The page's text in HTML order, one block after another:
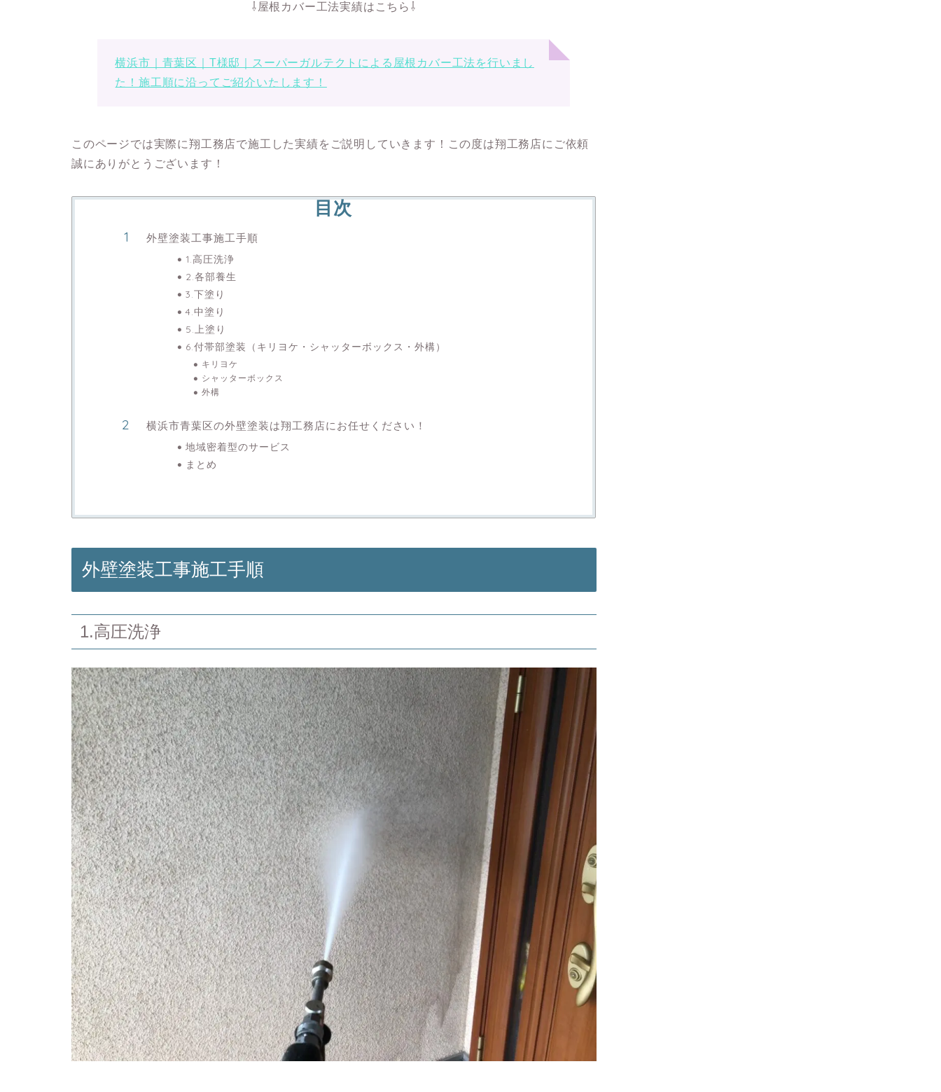
⇩屋根カバー工法実績はこちら⇩
横浜市｜青葉区｜T様邸｜スーパーガルテクトによる屋根カバー工法を行いまし
た！施工順に沿ってご紹介いたします！
このページでは実際に翔工務店で施工した実績をご説明していきます！この度は翔工務店にご依頼
誠にありがとうございます！
目次
外壁塗装工事施工手順
1.高圧洗浄
2.各部養生
3.下塗り
4.中塗り
5.上塗り
6.付帯部塗装（キリヨケ・シャッターボックス・外構）
キリヨケ
シャッターボックス
外構
横浜市青葉区の外壁塗装は翔工務店にお任せください！
地域密着型のサービス
まとめ
外壁塗装工事施工手順
1.高圧洗浄